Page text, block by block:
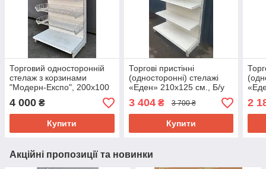
Торговий односторонній
стелаж з корзинами
"Модерн-Експо", 200х100
см., подіум + 5 корзин, Б/у
4 000 ₴
Купити
Торгові пристінні
(односторонні) стелажі
«Еден» 210х125 см., Б/у
3 404₴ 3 700 ₴
Купити
Б/у
2
Акційні пропозиції та новинки